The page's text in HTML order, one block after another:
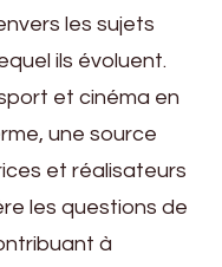
les sujets
ils évoluent.
et cinéma en
une source
et réalisateurs
les questions de
à